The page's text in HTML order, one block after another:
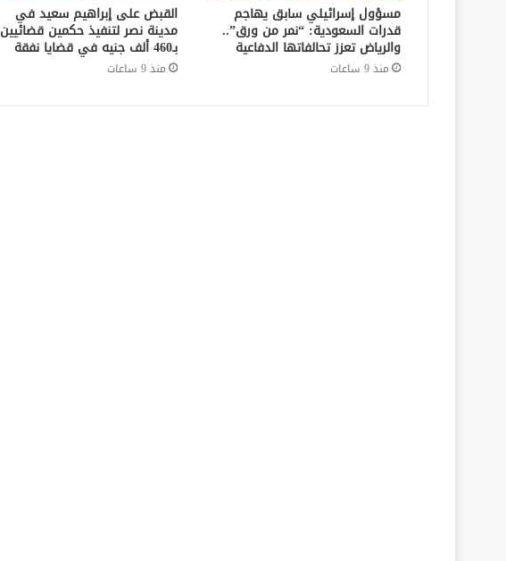
مسؤول إسرائيلي سابق يهاجم
قدرات السعودية: “نمر من ورق”..
والرياض تعزز تحالفاتها الدفاعية
منذ 9 ساعات
القبض على إبراهيم سعيد في
مدينة نصر لتنفيذ حكمين قضائيين
بـ460 ألف جنيه في قضايا نفقة
منذ 9 ساعات